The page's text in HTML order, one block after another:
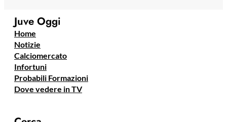
Juve Oggi
Home
Notizie
Calciomercato
Infortuni
Probabili Formazioni
Dove vedere in TV